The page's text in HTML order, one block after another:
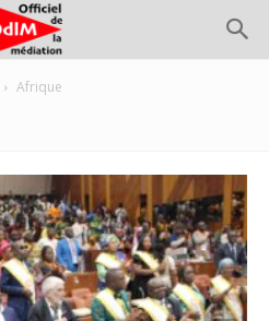
Afrique